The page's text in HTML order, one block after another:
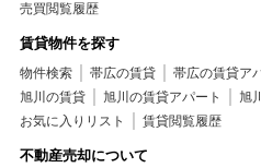
売買閲覧履歴
賃貸物件を探す
物件検索 帯広の賃貸 帯広の賃貸ア
旭川の賃貸
旭川の賃貸アパート
旭
お気に入りリスト
賃貸閲覧履歴
不動産売却について